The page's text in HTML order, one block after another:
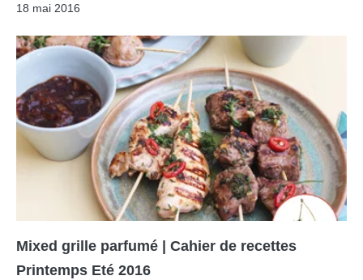
18 mai 2016
Mixed grille parfumé | Cahier de recettes
Printemps Eté 2016